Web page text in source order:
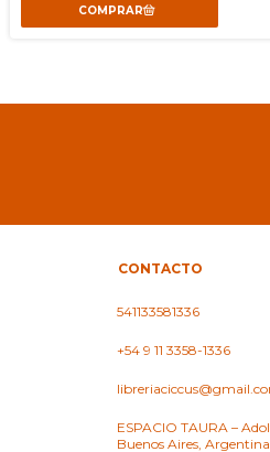
CONTACTO
541133581336
+54 9 11 3358-1336
ESPACIO TAURA –
Buenos Aires, Argentina